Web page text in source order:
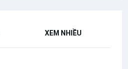
XEM NHIỀU